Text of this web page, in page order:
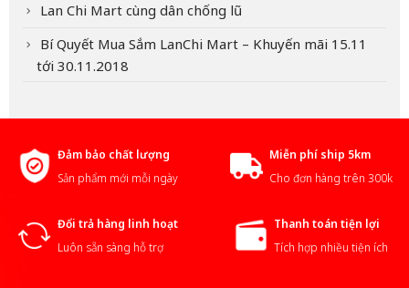
Lan Chi Mart cùng dân chống lũ
Bí Quyết Mua Sắm LanChi Mart – Khuyến mãi 15.11
tới 30.11.2018
Đảm bảo chất lượng
Sản phẩm mới mỗi ngày
Miễn phí ship 5km
Cho đơn hàng trên 300k
Đổi trả hàng linh hoạt
Luôn sẵn sàng hỗ trợ
Thanh toán tiện lợi
Tích hợp nhiều tiện ích